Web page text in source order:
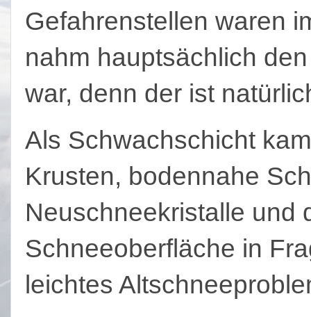
Gefahrenstellen waren
nahm hauptsächlich
war, denn der ist
Als Schwachschicht
Krusten, bodennahe
Neuschneekristalle und
Schneeoberfläche in
leichtes